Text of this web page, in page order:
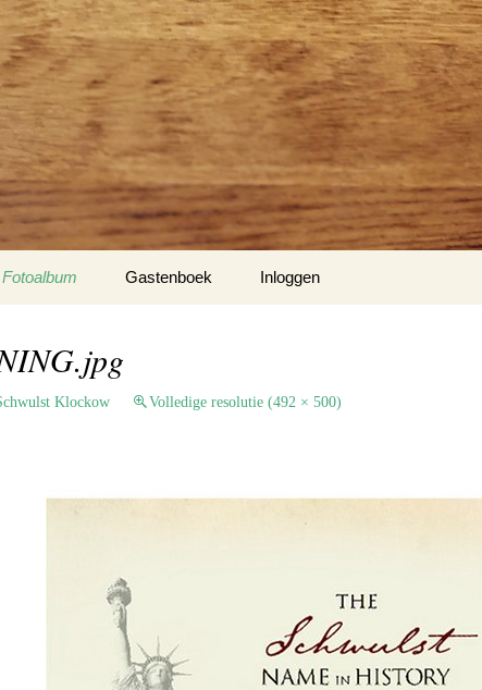
Fotoalbum
Herman Schwulst
Schwulst South Africa
Gastenboek
Inloggen
Klockow Volledige resolutie (492 × 500)